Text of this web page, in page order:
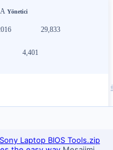
Yönetici
29,833
4,401
Laptop BIOS Tools.zip